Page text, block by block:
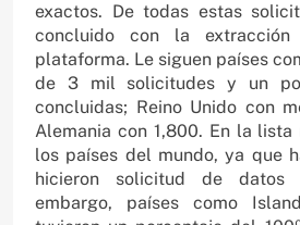
exactos. De todas estas
concluido con la
plataforma. Le siguen países
de 3 mil solicitudes y un
concluidas; Reino Unido con
Alemania con 1,800. En la
los países del mundo, ya que
hicieron solicitud de datos
embargo, países como